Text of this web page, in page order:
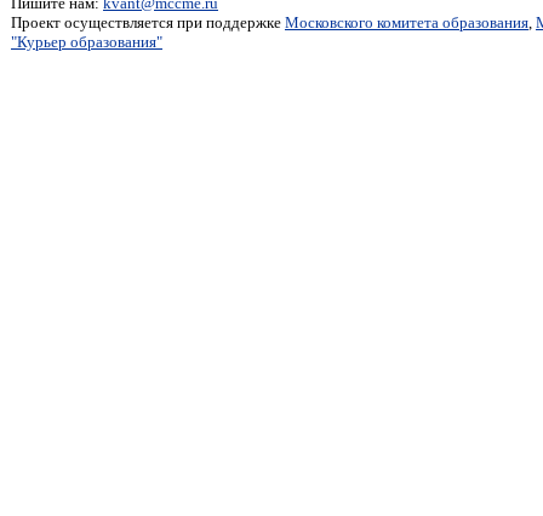
Проект осуществляется при поддержке Московского комитета образования,
"Курьер образования"